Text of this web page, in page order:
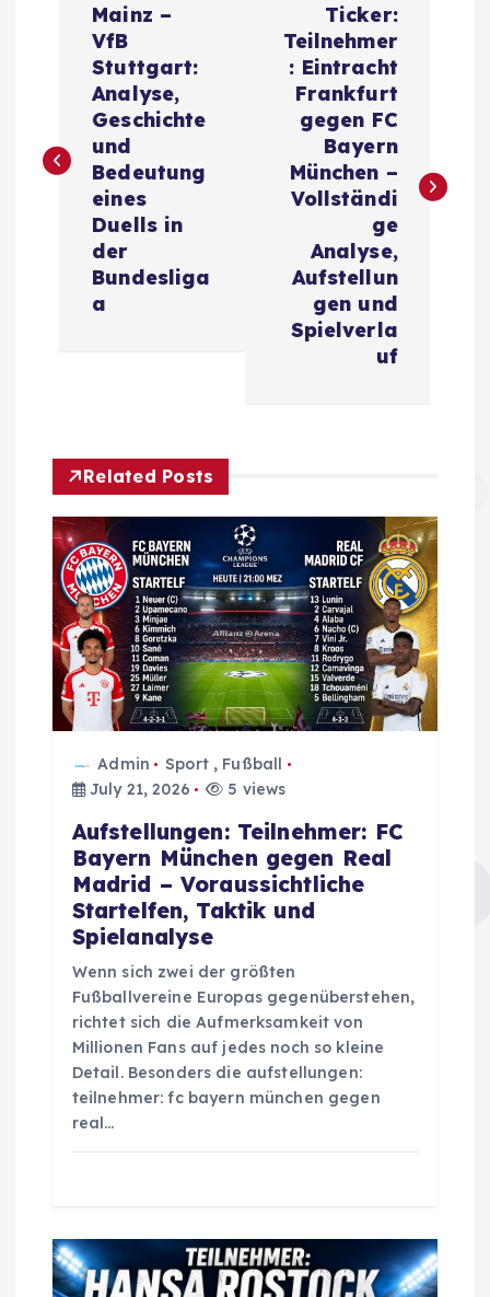
t
t
o
n
Mainz –
VfB
Stuttgart:
Analyse,
Geschichte
und
Bedeutung
eines
Duells in
der
Bundesliga
a
Ticker:
Teilnehmer
: Eintracht
Frankfurt
gegen FC
Bayern
München –
Vollständi
ge
Analyse,
Aufstellun
gen und
Spielverla
uf
Related Posts
Admin Sport, Fußball
July 21, 2026
5 views
Aufstellungen: Teilnehmer: FC
Bayern München gegen Real
Madrid – Voraussichtliche
Startelfen, Taktik und
Spielanalyse
Wenn sich zwei der größten
Fußballvereine Europas gegenüberstehen,
richtet sich die Aufmerksamkeit von
Millionen Fans auf jedes noch so kleine
Detail. Besonders die aufstellungen:
teilnehmer: fc bayern münchen gegen
real…